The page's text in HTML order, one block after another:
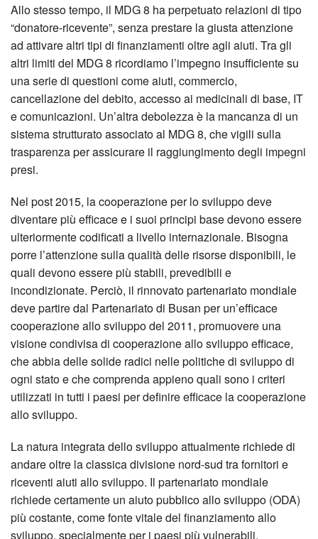
Allo stesso tempo, il MDG 8 ha perpetuato relazioni di tipo
“donatore-ricevente”, senza prestare la giusta attenzione
ad attivare altri tipi di finanziamenti oltre agli aiuti. Tra gli
altri limiti del MDG 8 ricordiamo l’impegno insufficiente su
una serie di questioni come aiuti, commercio,
cancellazione del debito, accesso ai medicinali di base, IT
e comunicazioni. Un’altra debolezza è la mancanza di un
sistema strutturato associato al MDG 8, che vigili sulla
trasparenza per assicurare il raggiungimento degli impegni
presi.
Nel post 2015, la cooperazione per lo sviluppo deve
diventare più efficace e i suoi principi base devono essere
ulteriormente codificati a livello internazionale. Bisogna
porre l’attenzione sulla qualità delle risorse disponibili, le
quali devono essere più stabili, prevedibili e
incondizionate. Perciò, il rinnovato partenariato mondiale
deve partire dal Partenariato di Busan per un’efficace
cooperazione allo sviluppo del 2011, promuovere una
visione condivisa di cooperazione allo sviluppo efficace,
che abbia delle solide radici nelle politiche di sviluppo di
ogni stato e che comprenda appieno quali sono i criteri
utilizzati in tutti i paesi per definire efficace la cooperazione
allo sviluppo.
La natura integrata dello sviluppo attualmente richiede di
andare oltre la classica divisione nord-sud tra fornitori e
riceventi aiuti allo sviluppo. Il partenariato mondiale
richiede certamente un aiuto pubblico allo sviluppo (ODA)
più costante, come fonte vitale del finanziamento allo
sviluppo, specialmente per i paesi più vulnerabili.